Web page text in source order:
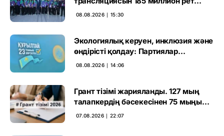
көрген
08.08.2026 ∣ 15:30
Экологиялық керуен, инклюзия және
өндірісті қолдау: Партиялар
өңірлерде қандай мәселе көтерді
08.08.2026 ∣ 14:06
Грант тізімі жарияланды. 127 мың
талапкердің бәсекесінен 75 мыңы
өтті
07.08.2026 ∣ 22:07